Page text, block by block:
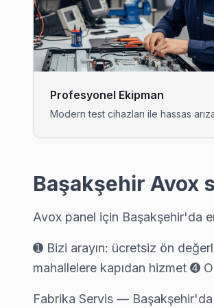
Avox TV Güvercintepe'de internet
Başakşehir TV Servis Merkezi →
Kayabaşı Avox Servis
Başakşehir'da Kayabaşı mahallesi için
Kayabaşı Avox Anakart Tamiri →
Şahintepe Avox Servis
Başakşehir'nın Şahintepe bölgesindeki
Şamlar Avox Servis
Profesyonel Ekipman
Modern test cihazları ile hassas
Başakşehir Avox
Avox panel için Başakşehir'da
➊ Bizi arayın: ücretsiz ön
mahallelere kapıdan hizmet ➍
Fabrika Servis —